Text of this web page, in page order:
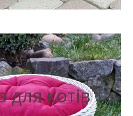
котів та